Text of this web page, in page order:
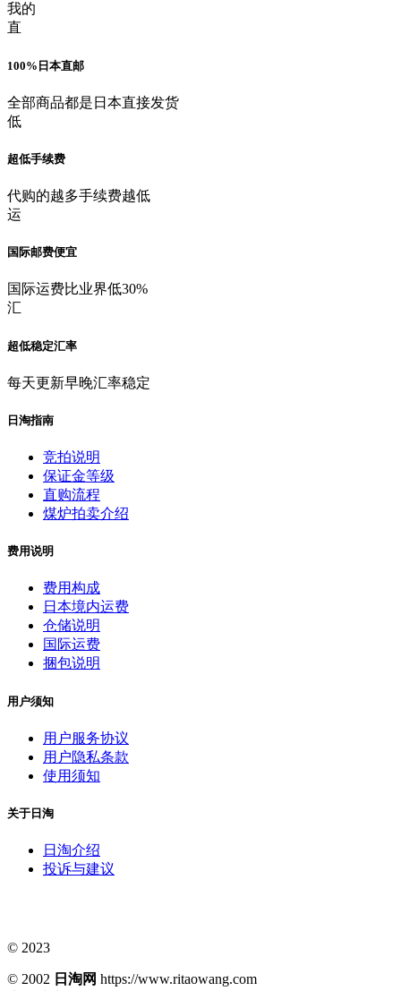
我的
直
100%日本直邮
全部商品都是日本直接发货
低
超低手续费
代购的越多手续费越低
运
国际邮费便宜
国际运费比业界低30%
汇
超低稳定汇率
每天更新早晚汇率稳定
日淘指南
竞拍说明
保证金等级
直购流程
煤炉拍卖介绍
费用说明
费用构成
日本境内运费
仓储说明
国际运费
捆包说明
用户须知
用户服务协议
用户隐私条款
使用须知
关于日淘
日淘介绍
投诉与建议
© 2023
© 2002 日淘网 https://www.ritaowang.com